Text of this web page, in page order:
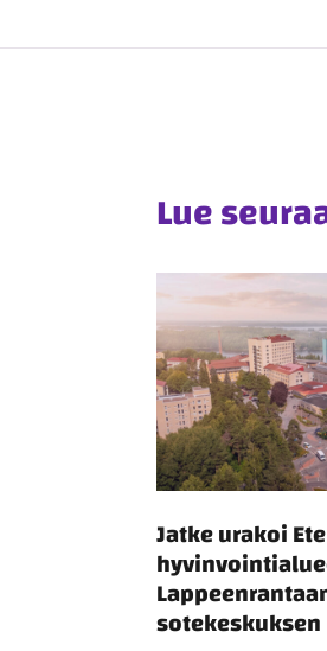
Lue
Jatke urakoi
sotekeskuksen